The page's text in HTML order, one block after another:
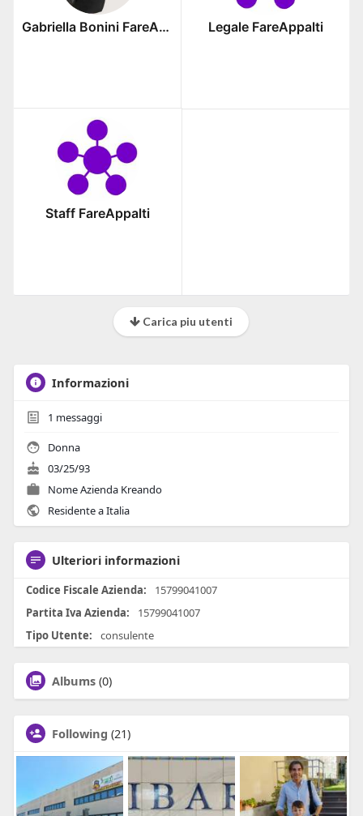
Gabriella Bonini FareAppalti Legale FareAppalti
Staff FareAppalti
Carica piu utenti
Informazioni
1 messaggi
Donna
03/25/93
Nome Azienda Kreando
Residente a Italia
Ulteriori informazioni
Codice Fiscale Azienda:
15799041007
Partita Iva Azienda:
15799041007
Tipo Utente:
consulente
Albums (0)
Following (21)